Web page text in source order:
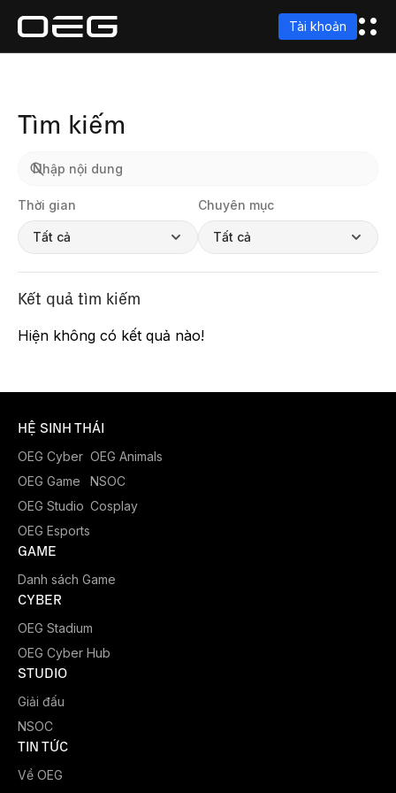
Tài khoản
Tìm kiếm
Thời gian
Tất cả
Chuyên mục
Tất cả
Kết quả tìm kiếm
Hiện không có kết quả nào!
HỆ SINH THÁI
OEG Cyber
OEG Game
OEG Studio
OEG Esports
OEG Animals
NSOC
Cosplay
GAME
Danh sách Game
CYBER
OEG Stadium
OEG Cyber Hub
STUDIO
Giải đấu
NSOC
TIN TỨC
Về OEG